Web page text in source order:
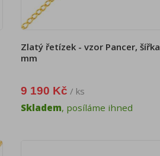
Zlatý řetízek - vzor Pancer,
mm
9 190 Kč / ks
Skladem, posíláme ihned